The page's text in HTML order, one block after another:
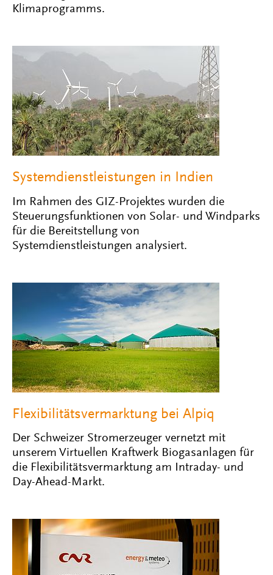
Klimaprogramms.
Systemdienstleistungen in Indien
Im Rahmen des GIZ-Projektes wurden die
Steuerungsfunktionen von Solar- und Windparks
für die Bereitstellung von
Systemdienstleistungen analysiert.
Flexibilitätsvermarktung bei Alpiq
Der Schweizer Stromerzeuger vernetzt mit
unserem Virtuellen Kraftwerk Biogasanlagen für
die Flexibilitätsvermarktung am Intraday- und
Day-Ahead-Markt.